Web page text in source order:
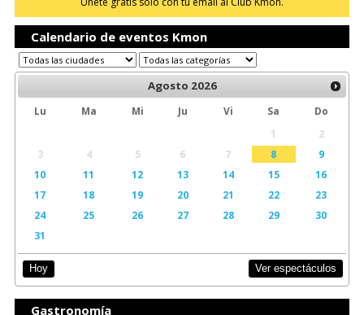
Calendario de eventos Kmon
Agosto 2026
Lu Ma Mi Ju Vi Sa
Do
1
2
3
4 5 6 7 8
9
10
11 12 13 14 15
16
17
18 19 20 21 22
23
24
25 26 27 28 29
30
31
Hoy Ver espectáculos
Gastronomía